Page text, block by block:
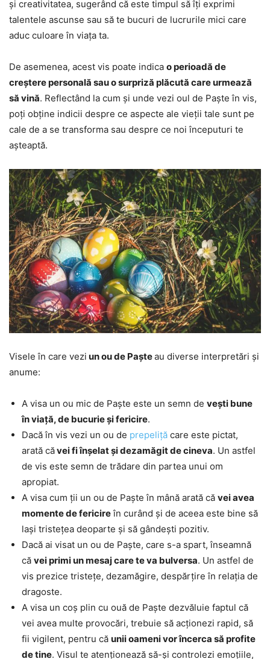
și creativitatea, sugerând că este timpul să îți exprimi
talentele ascunse sau să te bucuri de lucrurile mici care
aduc culoare în viața ta.
De asemenea, acest vis poate indica o perioadă de
creștere personală sau o surpriză plăcută care urmează
să vină. Reflectând la cum și unde vezi oul de Paște în vis,
poți obține indicii despre ce aspecte ale vieții tale sunt pe
cale de a se transforma sau despre ce noi începuturi te
așteaptă.
Visele în care vezi un ou de Pașteau diverse interpretări și
anume:
A visa un ou mic de Paște este un semn de vești bune
în viață, de bucurie și fericire.
Dacă în vis vezi un ou de prepeliță care este pictat,
arată căvei fi înșelat și dezamăgit de cineva. Un astfel
de vis este semn de trădare din partea unui om
apropiat.
A visa cum ții un ou de Paște în mână arată că vei avea
momente de fericireîn curând și de aceea este bine să
lași tristețea deoparte și să gândești pozitiv.
Dacă ai visat un ou de Paște, care s-a spart, înseamnă
că vei primi un mesaj care te va bulversa. Un astfel de
vis prezice tristețe, dezamăgire, despărțire în relația de
dragoste.
A visa un coș plin cu ouă de Paște dezvăluie faptul că
vei avea multe provocări, trebuie să acționezi rapid, să
fii vigilent, pentru că unii oameni vor încerca să profite
de tine. Visul te atenționează să-și controlezi emoțiile,